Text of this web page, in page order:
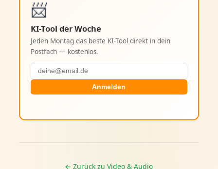
📨
KI-Tool der Woche
Jeden Montag das beste KI-Tool direkt in dein
Postfach — kostenlos.
Anmelden
← Zurück zu Video & Audio